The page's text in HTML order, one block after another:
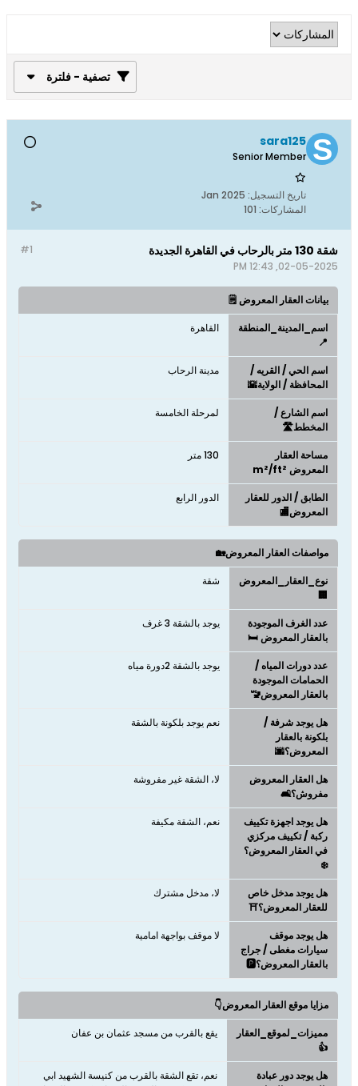
تصفية - فلترة
sara125
Senior Member
تاريخ التسجيل: Jan 2025
المشاركات: 101
#1 شقة 130 متر بالرحاب في القاهرة الجديدة
02-05-2025, 12:43 PM
بيانات العقار المعروض 🗒️
اسم_المدينة_المنطقة
📍
القاهرة
اسم الحي / القريه /
المحافظة / الولاية🌇
مدينة الرحاب
اسم الشارع /
المخطط🛣️
لمرحلة الخامسة
مساحة العقار
المعروض m²/ft²
130 متر
الطابق / الدور للعقار
المعروض🏬
الدور الرابع
مواصفات العقار المعروض🏡
نوع_العقار_المعروض
🏢
شقة
عدد الغرف الموجودة
بالعقار المعروض 🛏️
يوجد بالشقة 3 غرف
عدد دورات المياه /
الحمامات الموجودة
بالعقار المعروض🚾
يوجد بالشقة 2دورة مياه
هل يوجد شرفة /
بلكونة بالعقار
المعروض؟🌆
نعم يوجد بلكونة بالشقة
هل العقار المعروض
مفروش؟🛋️
لا، الشقة غير مفروشة
هل يوجد اجهزة تكييف
ركبة / تكييف مركزي
في العقار المعروض؟
❄️
نعم، الشقة مكيفة
هل يوجد مدخل خاص
للعقار المعروض؟⛩️
لا، مدخل مشترك
هل يوجد موقف
سيارات مغطى / جراج
بالعقار المعروض؟🅿️
لا موقف بواجهة امامية
مزايا موقع العقار المعروض👇
مميزات_لموقع_العقار
👍
يقع بالقرب من مسجد عثمان بن عفان
هل يوجد دور عبادة
نعم، تقع الشقة بالقرب من كنيسة الشهيد ابي